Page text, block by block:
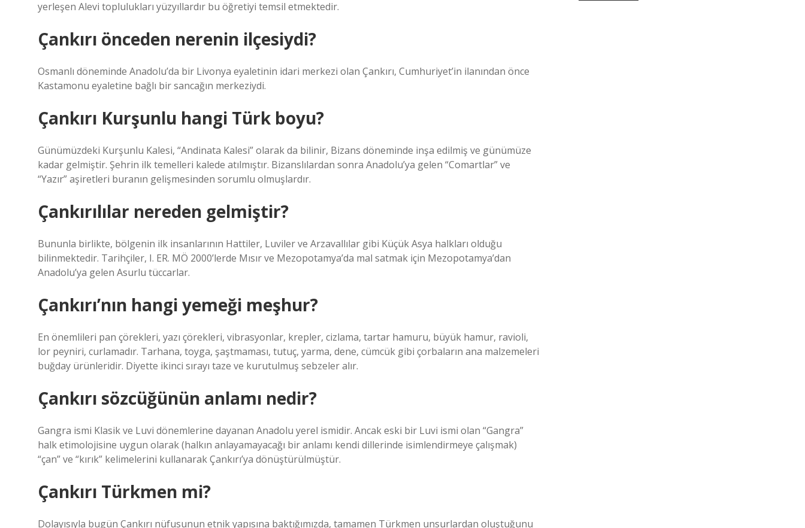
yerleşen Alevi toplulukları yüzyıllardır bu öğretiyi temsil etmektedir.
Çankırı önceden nerenin ilçesiydi?
Osmanlı döneminde Anadolu’da bir Livonya eyaletinin idari merkezi olan Çankırı, Cumhuriyet’in ilanından önce
Kastamonu eyaletine bağlı bir sancağın merkeziydi.
Çankırı Kurşunlu hangi Türk boyu?
Günümüzdeki Kurşunlu Kalesi, “Andinata Kalesi” olarak da bilinir, Bizans döneminde inşa edilmiş ve günümüze
kadar gelmiştir. Şehrin ilk temelleri kalede atılmıştır. Bizanslılardan sonra Anadolu’ya gelen “Comartlar” ve
“Yazır” aşiretleri buranın gelişmesinden sorumlu olmuşlardır.
Çankırılılar nereden gelmiştir?
Bununla birlikte, bölgenin ilk insanlarının Hattiler, Luviler ve Arzavallılar gibi Küçük Asya halkları olduğu
bilinmektedir. Tarihçiler, I. ER. MÖ 2000’lerde Mısır ve Mezopotamya’da mal satmak için Mezopotamya’dan
Anadolu’ya gelen Asurlu tüccarlar.
Çankırı’nın hangi yemeği meşhur?
En önemlileri pan çörekleri, yazı çörekleri, vibrasyonlar, krepler, cizlama, tartar hamuru, büyük hamur, ravioli,
lor peyniri, curlamadır. Tarhana, toyga, şaştmaması, tutuç, yarma, dene, cümcük gibi çorbaların ana malzemeleri
buğday ürünleridir. Diyette ikinci sırayı taze ve kurutulmuş sebzeler alır.
Çankırı sözcüğünün anlamı nedir?
Gangra ismi Klasik ve Luvi dönemlerine dayanan Anadolu yerel ismidir. Ancak eski bir Luvi ismi olan “Gangra”
halk etimolojisine uygun olarak (halkın anlayamayacağı bir anlamı kendi dillerinde isimlendirmeye çalışmak)
“çan” ve “kırık” kelimelerini kullanarak Çankırı’ya dönüştürülmüştür.
Çankırı Türkmen mi?
Dolayısıyla bugün Çankırı nüfusunun etnik yapısına baktığımızda, tamamen Türkmen unsurlardan oluştuğunu